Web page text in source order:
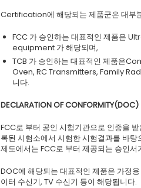
Certification에 해당되는 제품군은 대
FCC 가 승인하는 대표적인 제품
equipment 가 해당되며,
TCB 가 승인하는 대표적인 제품은
Oven, RC Transmitters, Family
니다.
DECLARATION OF CONFORMITY(DOC)
FCC로 부터 공인 시험기관으로 인증을
록된 시험소에서 시험한 시험결과를 바
제도에서는 FCC로 부터 제공되는 승인서
DOC에 해당되는 대표적인 제품은 가정
이터 수신기, TV 수신기 등이 해당됩니다.